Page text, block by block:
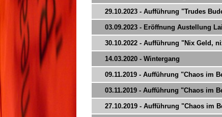
29.10.2023 - Aufführung "Trudes
03.09.2023 - Eröffnung Austellung
30.10.2022 - Aufführung "Nix Geld,
14.03.2020 - Wintergang
09.11.2019 - Aufführung "Chaos im
03.11.2019 - Aufführung "Chaos im
27.10.2019 - Aufführung "Chaos im